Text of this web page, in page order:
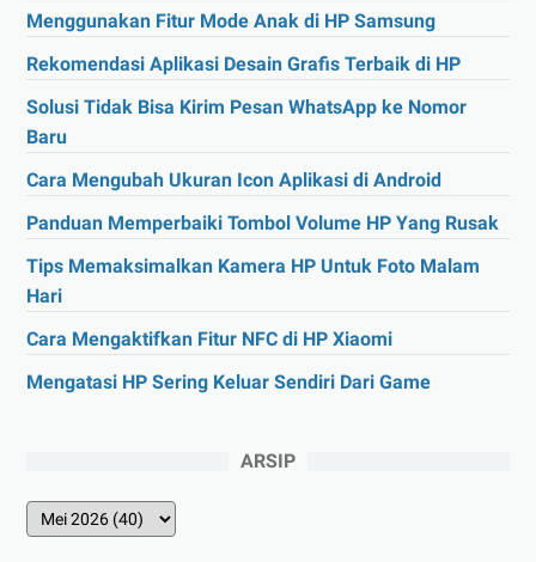
Menggunakan Fitur Mode Anak di HP Samsung
Rekomendasi Aplikasi Desain Grafis Terbaik di HP
Solusi Tidak Bisa Kirim Pesan WhatsApp ke Nomor
Baru
Cara Mengubah Ukuran Icon Aplikasi di Android
Panduan Memperbaiki Tombol Volume HP Yang Rusak
Tips Memaksimalkan Kamera HP Untuk Foto Malam
Hari
Cara Mengaktifkan Fitur NFC di HP Xiaomi
Mengatasi HP Sering Keluar Sendiri Dari Game
ARSIP